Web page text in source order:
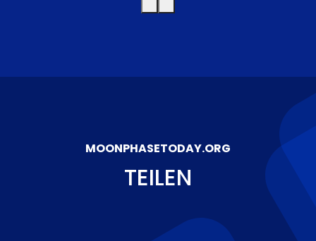
MOONPHASETODAY.ORG
TEILEN